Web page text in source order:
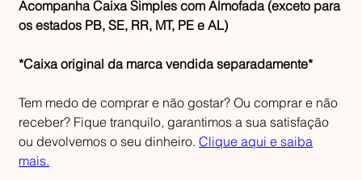
Acompanha Caixa Simples com Almofada (exceto para
os estados PB, SE, RR, MT, PE e AL)
*Caixa original da marca vendida separadamente*
Tem medo de comprar e não gostar? Ou comprar e não
receber? Fique tranquilo, garantimos a sua satisfação
ou devolvemos o seu dinheiro.Clique aqui e saiba
mais.